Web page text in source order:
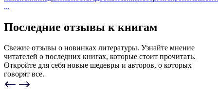
...
Последние отзывы к книгам
Свежие отзывы о новинках литературы. Узнайте мнение
читателей о последних книгах, которые стоит прочитать.
Откройте для себя новые шедевры и авторов, о которых
говорят все.